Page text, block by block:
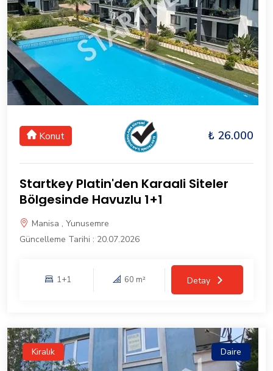
Konut ₺ 26.000
Startkey Platin'den Karaali Siteler
Bölgesinde Havuzlu 1+1
Manisa , Yunusemre
Güncelleme Tarihi : 20.07.2026
1+1 60 m² Detay
Kiralık Daire